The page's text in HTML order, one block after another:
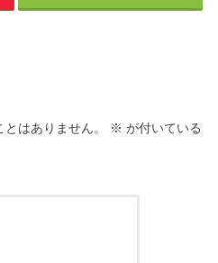
はありません。 ※ が付いている